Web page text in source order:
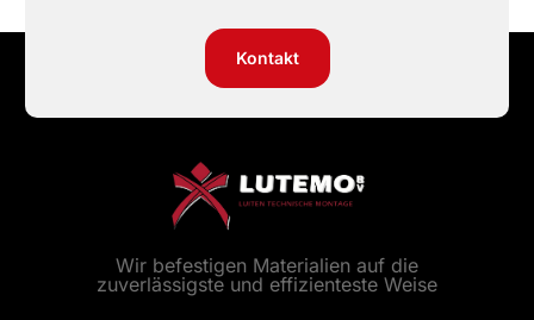
Kontakt
Wir befestigen Materialien auf die
zuverlässigste und effizienteste Weise